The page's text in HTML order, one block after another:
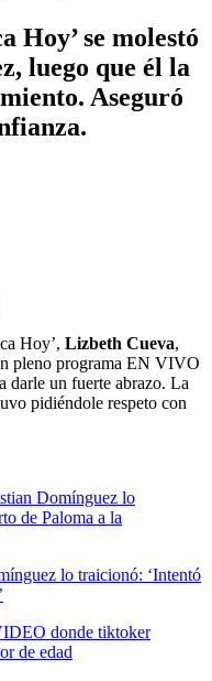
Hoy’ se molestó
luego que él la
Aseguró
Hoy’, Lizbeth Cueva,
pleno programa EN VIVO
darle un fuerte abrazo. La
pidiéndole respeto con
lo traicionó: ‘Intentó